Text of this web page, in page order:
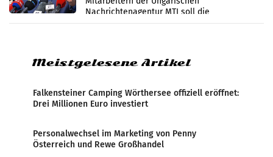
Nachrichtenagentur MTI soll die
systematische Nachrichten-Manipulation und
Meistgelesene Artikel
Falkensteiner Camping Wörthersee offiziell eröffnet:
Drei Millionen Euro investiert
Personalwechsel im Marketing von Penny
Österreich und Rewe Großhandel